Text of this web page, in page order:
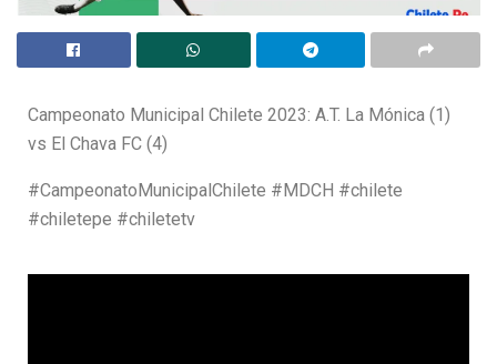
Campeonato Municipal Chilete 2023: A.T. La Mónica (1)
vs El Chava FC (4)
#CampeonatoMunicipalChilete #MDCH #chilete
#chiletepe #chiletetv